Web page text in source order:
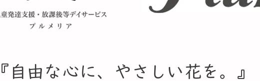
​『自由な心に、やさしい花を。』​